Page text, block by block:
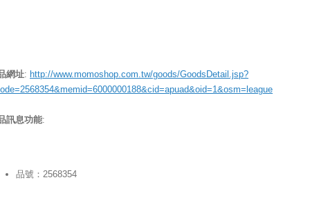
網址: http://www.momoshop.com.tw/goods/GoodsDetail.jsp?
訊息功能:
品號：2568354